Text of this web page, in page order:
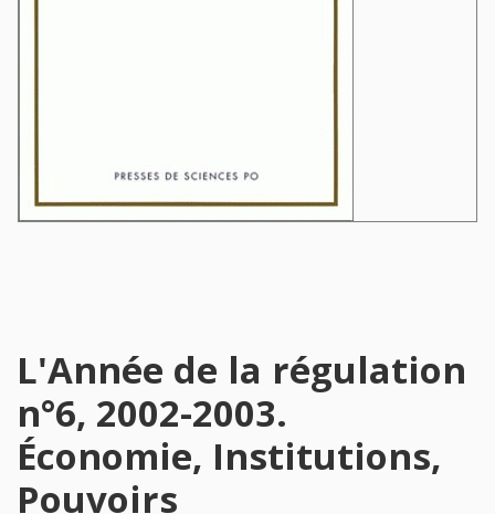
L'Année de la régulation
n°6, 2002-2003.
Économie, Institutions,
Pouvoirs